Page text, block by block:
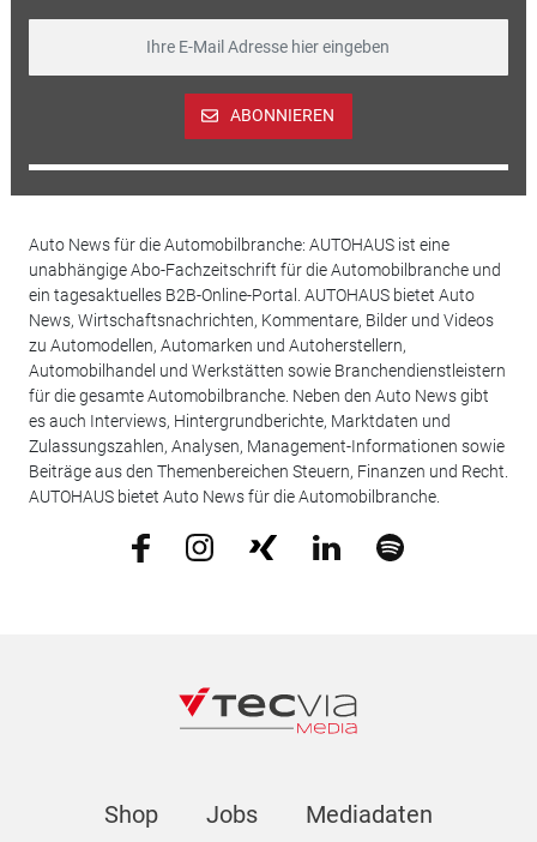
ABONNIEREN
Auto News für die Automobilbranche: AUTOHAUS ist eine
unabhängige Abo-Fachzeitschrift für die Automobilbranche und
ein tagesaktuelles B2B-Online-Portal. AUTOHAUS bietet Auto
News, Wirtschaftsnachrichten, Kommentare, Bilder und Videos
zu Automodellen, Automarken und Autoherstellern,
Automobilhandel und Werkstätten sowie Branchendienstleistern
für die gesamte Automobilbranche. Neben den Auto News gibt
es auch Interviews, Hintergrundberichte, Marktdaten und
Zulassungszahlen, Analysen, Management-Informationen sowie
Beiträge aus den Themenbereichen Steuern, Finanzen und Recht.
AUTOHAUS bietet Auto News für die Automobilbranche.
Shop Jobs Mediadaten